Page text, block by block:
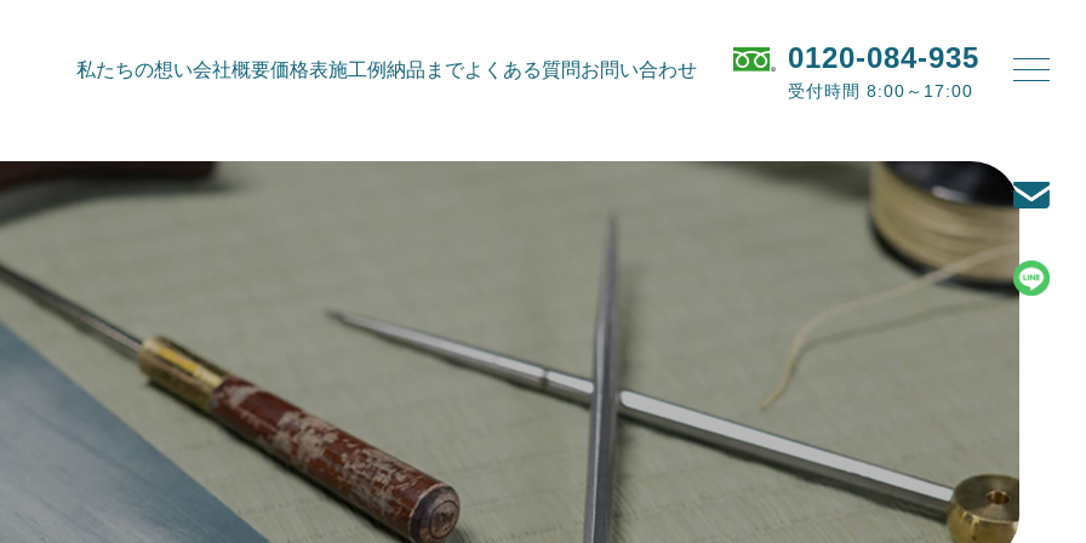
私たちの想い会社概要価格表施工例納品までよくある質問お問い合わせ 0120-084-935
受付時間 8:00～17:00